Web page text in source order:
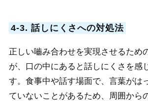
4-3. 話しにくさへの対処法
正しい嚙み合わせを実現させるため
が、口の中にあると話しにくさを感
す。食事中や話す場面で、言葉がは
ていないことがあるため、周囲から